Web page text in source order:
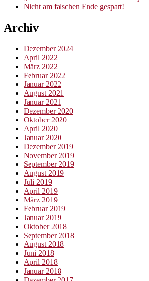
Nicht am falschen Ende gespart!
Archiv
Dezember 2024
April 2022
März 2022
Februar 2022
Januar 2022
August 2021
Januar 2021
Dezember 2020
Oktober 2020
April 2020
Januar 2020
Dezember 2019
November 2019
September 2019
August 2019
Juli 2019
April 2019
März 2019
Februar 2019
Januar 2019
Oktober 2018
September 2018
August 2018
Juni 2018
April 2018
Januar 2018